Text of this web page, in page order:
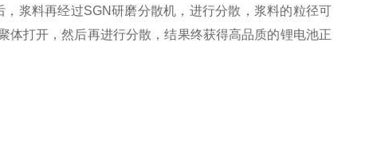
浆料再经过SGN研磨分散机，进行分散，浆料的粒径可
体打开，然后再进行分散，结果终获得高品质的锂电池正